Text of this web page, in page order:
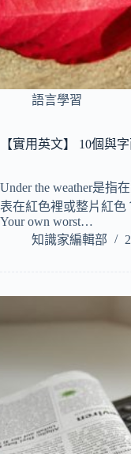
語言學習
【實用英文】 10個與
Under the weather是指
表在紅色裡或整片紅色
Your own worst…
知識家編輯部